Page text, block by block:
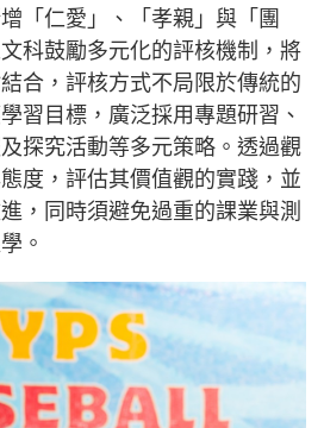
「仁愛」、「孝親」與「團
科鼓勵多元化的評核機制，將
合，評核方式不局限於傳統的
習目標，廣泛採用專題研習、
探究活動等多元策略。透過觀
度，評估其價值觀的實踐，並
，同時須避免過重的課業與測
。